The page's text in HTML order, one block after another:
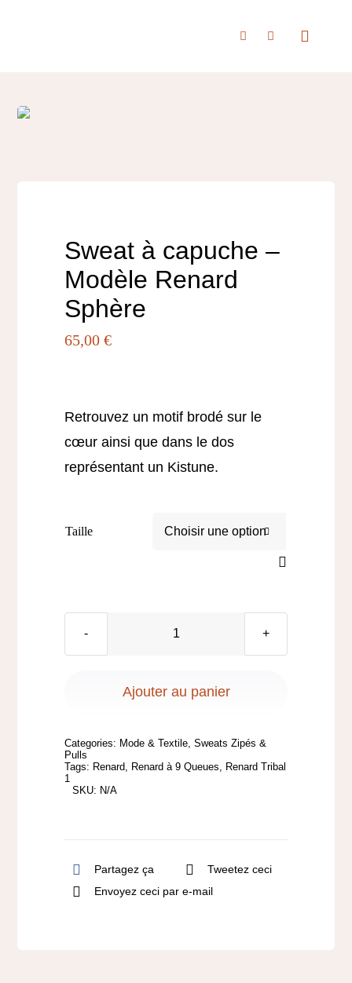
Toggle
Nous rencontrer
Sweat à capuche –
Modèle Renard
Sphère
65,00€
Retrouvez un motif brodé sur le
cœur ainsi que dans le dos
représentant un Kistune.
Taille 
Sweat
Modèle
Ajouter au panier
Categories: Mode & Textile ,Sweats Zipés &
Pulls
Tags: Renard Renard à 9 Queues
Renard Tribal
1
SKU: N/A
Partagez ça
Tweetez ceci
Envoyez ceci par e-mail